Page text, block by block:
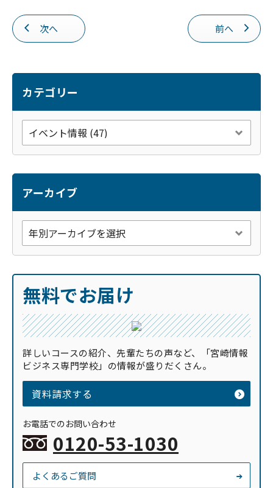
e
b
o
k
次へ 前へ
カテゴリー
アーカイブ
無料でお届け
詳しいコースの紹介、先輩たちの声など、「宮崎情報
ビジネス専門学校」の情報が盛りだくさん。
資料請求する
お電話でのお問い合わせ
0120-53-1030
よくあるご質問